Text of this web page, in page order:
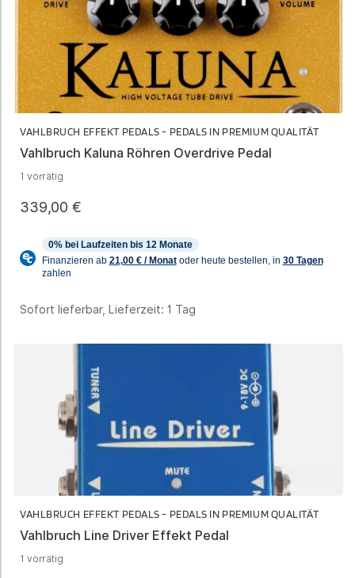
VAHLBRUCH EFFEKT PEDALS - PEDALS IN PREMIUM QUALITÄT
Vahlbruch Kaluna Röhren Overdrive Pedal
1 vorrätig
339,00 €
Sofort lieferbar, Lieferzeit: 1 Tag
VAHLBRUCH EFFEKT PEDALS - PEDALS IN PREMIUM QUALITÄT
Vahlbruch Line Driver Effekt Pedal
1 vorrätig